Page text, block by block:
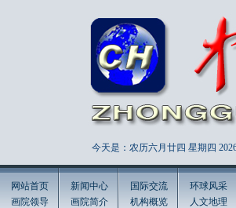
今天是：农历六月廿四 星期四
网站首页
画院领导
新闻中心
画院简介
国际交流
机构概览
环球风采
人文地理